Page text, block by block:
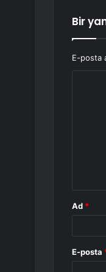
Bir
E-posta
Ad *
E-posta